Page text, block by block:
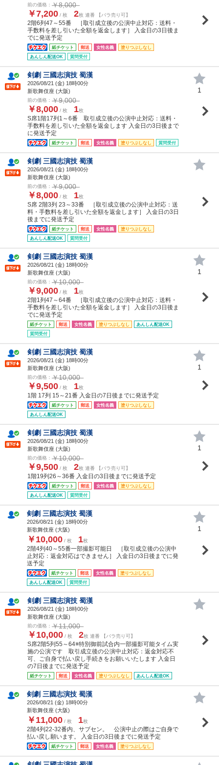
前の価格： ￥8,000
￥7,200 / 枚 2枚 連番 【バラ売り可】
2階6列47～55番 ［取引成立後の公演中止対応：送料・
手数料を差し引いた全額を返金します］ 入金日の3日後ま
でに発送予定
紙チケット 郵送 女性名義
塗りつぶしなし
あんしん配送OK
質問受付
剣劇 三國志演技 蜀漢
2026/08/21 (金) 18時00分
新歌舞伎座 (大阪)
前の価格： ￥9,000
￥8,000 / 枚 1枚
S席1階17列1～6番 取引成立後の公演中止対応：送料・
手数料を差し引いた全額を返金します 入金日の3日後まで
に発送予定
紙チケット 郵送 女性名義 塗りつぶしなし 質問受付
1
剣劇 三國志演技 蜀漢
2026/08/21 (金) 18時00分
新歌舞伎座 (大阪)
前の価格： ￥9,000
￥8,000 / 枚 1枚
S席 2階3列 23～33番 ［取引成立後の公演中止対応：送
料・手数料を差し引いた全額を返金します］ 入金日の3日
後までに発送予定
紙チケット 郵送 女性名義
塗りつぶしなし
あんしん配送OK
質問受付
剣劇 三國志演技 蜀漢
2026/08/21 (金) 18時00分
新歌舞伎座 (大阪)
前の価格： ￥10,000
￥9,000 / 枚 1枚
2階1列47～64番 ［取引成立後の公演中止対応：送料・
手数料を差し引いた全額を返金します］ 入金日の3日後ま
でに発送予定
紙チケット 郵送 女性名義 塗りつぶしなし
あんしん配送OK
質問受付
1
剣劇 三國志演技 蜀漢
2026/08/21 (金) 18時00分
新歌舞伎座 (大阪)
前の価格： ￥10,000
￥9,500 / 枚 1枚
1階 17列 15～21番 入金日の7日後までに発送予定
紙チケット 郵送 女性名義
塗りつぶしなし
あんしん配送OK
1
剣劇 三國志演技 蜀漢
2026/08/21 (金) 18時00分
新歌舞伎座 (大阪)
前の価格： ￥10,000
￥9,500 / 枚 2枚 連番 【バラ売り可】
1階19列26～36番 入金日の3日後までに発送予定
紙チケット 郵送 女性名義
塗りつぶしなし
あんしん配送OK
質問受付
1
剣劇 三國志演技 蜀漢
2026/08/21 (金) 18時00分
新歌舞伎座 (大阪)
￥10,000 / 枚 1枚
2階4列40～55番一部撮影可能日 ［取引成立後の公演中
止対応：返金対応はできません］ 入金日の3日後までに発
送予定
紙チケット 郵送 女性名義
塗りつぶしなし
あんしん配送OK
質問受付
1
剣劇 三國志演技 蜀漢
2026/08/21 (金) 18時00分
新歌舞伎座 (大阪)
前の価格： ￥11,000
￥10,000 / 枚 2枚 連番 【バラ売り可】
S席2階5列55～64※特別御前試合内一部撮影可能タイム実
施の公演です 取引成立後の公演中止対応：返金対応不
可、ご自身で払い戻し手続きをお願いいたします 入金日
の7日後までに発送予定
紙チケット 郵送 女性名義 塗りつぶしなし あんしん配送OK
剣劇 三國志演技 蜀漢
2026/08/21 (金) 18時00分
新歌舞伎座 (大阪)
￥11,000 / 枚 1枚
2階4列22-32番内、サブセン。 公演中止の際はご自身で
払い戻し願います。 入金日の3日後までに発送予定
紙チケット 郵送 女性名義 塗りつぶしなし